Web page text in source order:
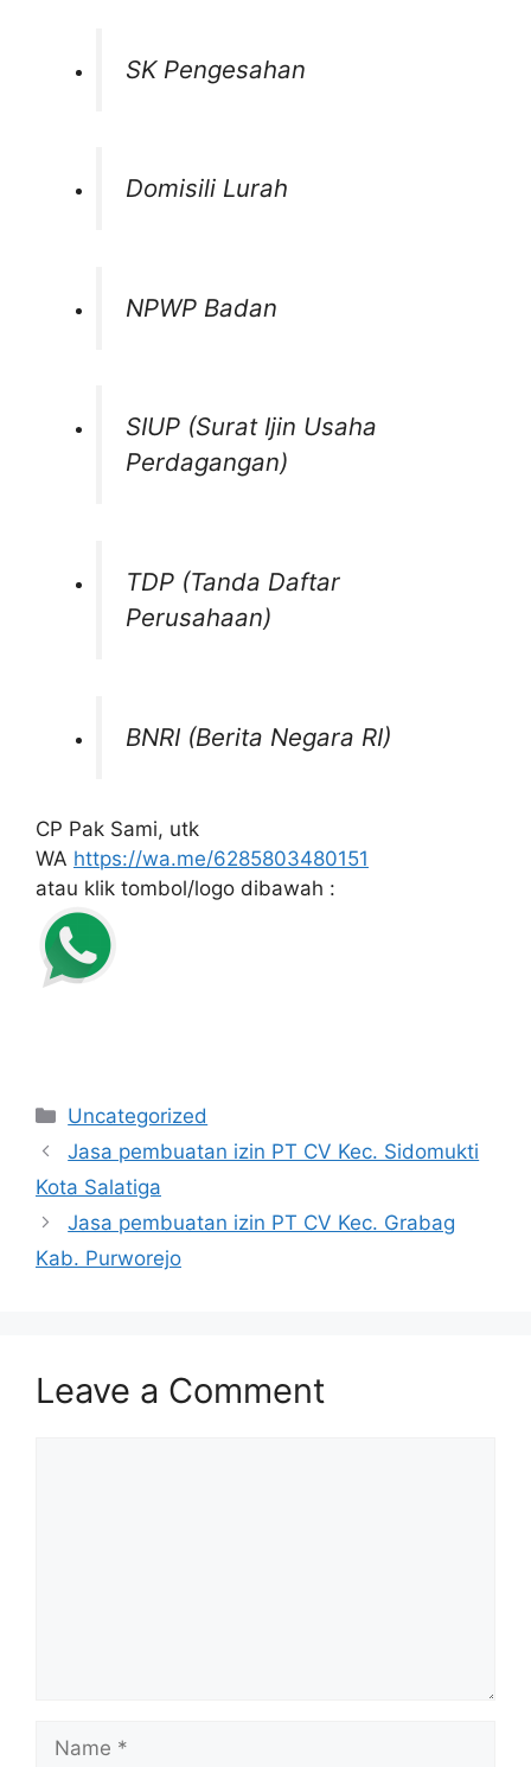
SK Pengesahan
Domisili Lurah
NPWP Badan
SIUP (Surat Ijin Usaha
Perdagangan)
TDP (Tanda Daftar
Perusahaan)
BNRI (Berita Negara RI)
CP Pak Sami, utk
WA https://wa.me/6285803480151
atau klik tombol/logo dibawah :
Categories
Uncategorized
Jasa pembuatan izin PT CV Kec. Sidomukti
Kota Salatiga
Jasa pembuatan izin PT CV Kec. Grabag
Kab. Purworejo
Leave a Comment